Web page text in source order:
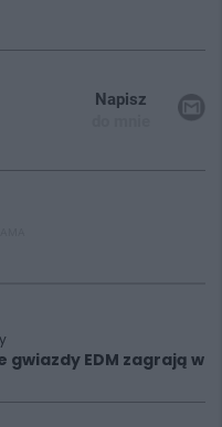
Napisz
gwiazdy EDM zagrają w